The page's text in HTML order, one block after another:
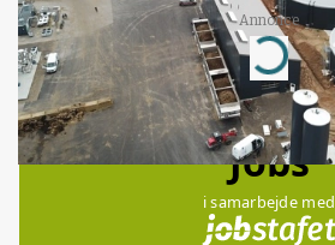
Annonce
Loading...
Jobs
i samarbejde med